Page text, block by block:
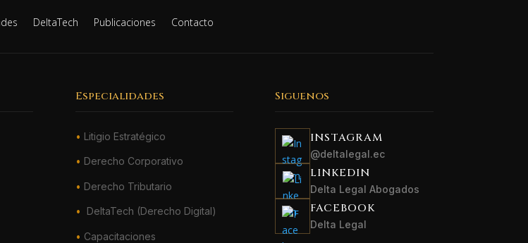
DeltaTech Publicaciones Contacto
Especialidades
• Litigio Estratégico
• Derecho Corporativo
• Derecho Tributario
• DeltaTech (Derecho Digital)
• Capacitaciones
Siguenos
INSTAGRAM
@deltalegal.ec
LINKEDIN
Delta Legal Abogados
FACEBOOK
Delta Legal